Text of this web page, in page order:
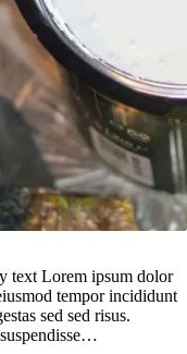
text Lorem ipsum dolor
tempor incididunt
sed sed risus.